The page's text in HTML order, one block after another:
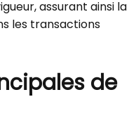
assurant ainsi la
les transactions
de